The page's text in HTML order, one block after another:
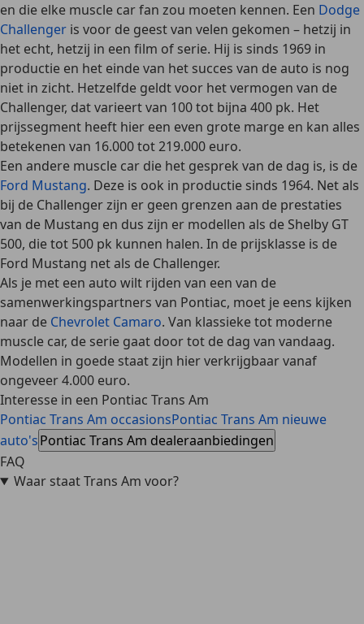
en die elke muscle car fan zou moeten kennen. Een Dodge
Challenger is voor de geest van velen gekomen – hetzij in
het echt, hetzij in een film of serie. Hij is sinds 1969 in
productie en het einde van het succes van de auto is nog
niet in zicht. Hetzelfde geldt voor het vermogen van de
Challenger, dat varieert van 100 tot bijna 400 pk. Het
prijssegment heeft hier een even grote marge en kan alles
betekenen van 16.000 tot 219.000 euro.
Een andere muscle car die het gesprek van de dag is, is de
Ford Mustang. Deze is ook in productie sinds 1964. Net als
bij de Challenger zijn er geen grenzen aan de prestaties
van de Mustang en dus zijn er modellen als de Shelby GT
500, die tot 500 pk kunnen halen. In de prijsklasse is de
Ford Mustang net als de Challenger.
Als je met een auto wilt rijden van een van de
samenwerkingspartners van Pontiac, moet je eens kijken
naar de Chevrolet Camaro. Van klassieke tot moderne
muscle car, de serie gaat door tot de dag van vandaag.
Modellen in goede staat zijn hier verkrijgbaar vanaf
ongeveer 4.000 euro.
Interesse in een Pontiac Trans Am
Pontiac Trans Am occasionsPontiac Trans Am nieuwe
auto'sPontiac Trans Am dealeraanbiedingen
FAQ
Waar staat Trans Am voor?